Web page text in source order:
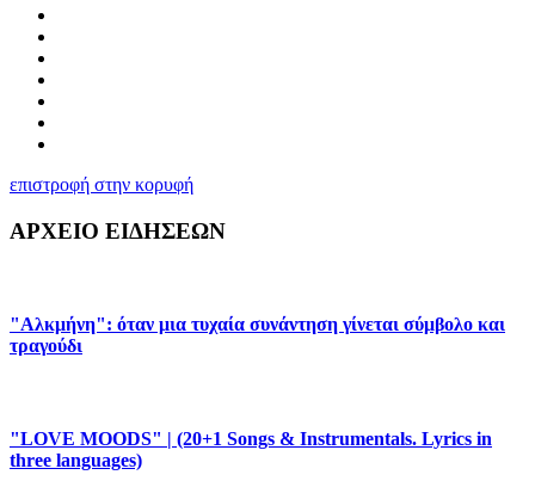
επιστροφή στην κορυφή
ΑΡΧΕΙΟ ΕΙΔΗΣΕΩΝ
"Αλκμήνη": όταν μια τυχαία συνάντηση γίνεται σύμβολο και
τραγούδι
"LOVE MOODS" | (20+1 Songs & Instrumentals. Lyrics in
three languages)